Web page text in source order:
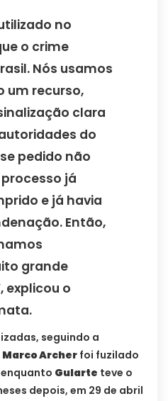
no
o crime
Nós usamos
um recurso,
clara
do
pedido não
já
e já havia
Então,
grande
explicou o
seguindo a
Marco Archer foi fuzilado
enquanto Gularte teve o
depois, em 29 de abril